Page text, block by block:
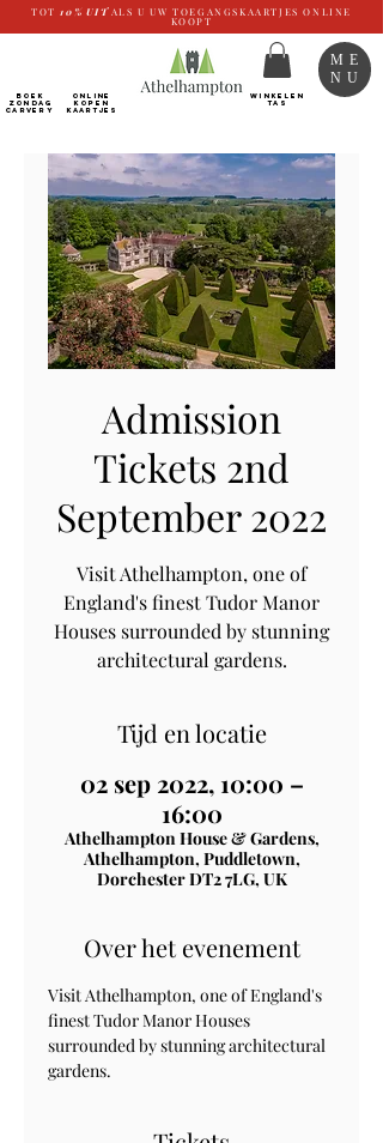
TOT 10% UIT ALS U UW TOEGANGSKAARTJES ONLINE
KOOPT
BOEK
ZONDAG
CARVERY
ONLINE
kopen
Kaartjes
WINKELEN
TAS
ME
NU
Admission
Tickets 2nd
September 2022
Visit Athelhampton, one of
England's finest Tudor Manor
Houses surrounded by stunning
architectural gardens.
Tijd en locatie
02 sep 2022, 10:00 –
16:00
Athelhampton House & Gardens,
Athelhampton, Puddletown,
Dorchester DT2 7LG, UK
Over het evenement
Visit Athelhampton, one of England's
finest Tudor Manor Houses
surrounded by stunning architectural
gardens.